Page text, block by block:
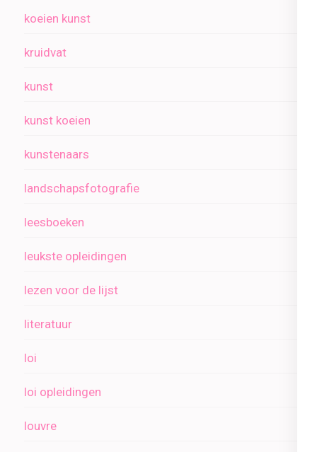
koeien kunst
kruidvat
kunst
kunst koeien
kunstenaars
landschapsfotografie
leesboeken
leukste opleidingen
lezen voor de lijst
literatuur
loi
loi opleidingen
louvre